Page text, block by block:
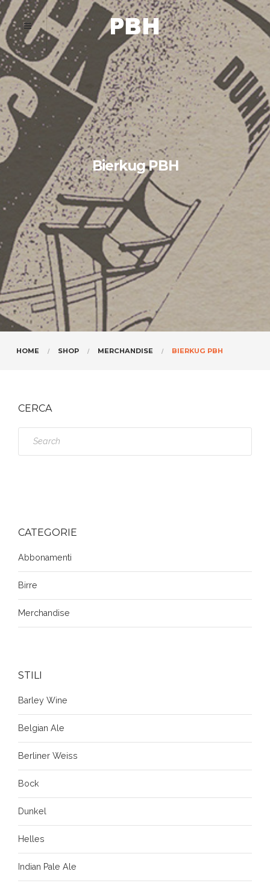
Bierkug PBH
HOME SHOP MERCHANDISE BIERKUG PBH
CERCA
a
CATEGORIE
Abbonamenti
Birre
Merchandise
STILI
Barley Wine
Belgian Ale
Berliner Weiss
Bock
Dunkel
Helles
Indian Pale Ale